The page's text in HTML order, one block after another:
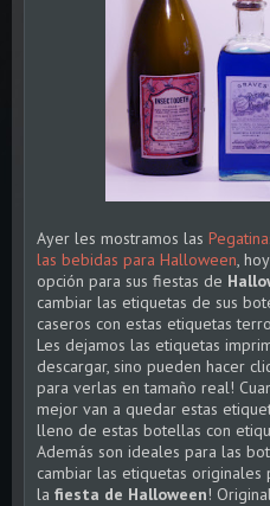
Ayer les mostramos las
las bebidas para Halloween,
opción para sus fiestas de
cambiar las etiquetas de sus
caseros con estas etiquetas
Les dejamos las etiquetas
descargar, sino pueden hacer
para verlas en tamaño real!
mejor van a quedar estas
lleno de estas botellas con
Además son ideales para las
cambiar las etiquetas originales
la fiesta de Halloween!